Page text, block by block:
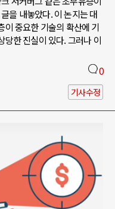
을 내놓았다. 이 논지는 대
이 중요한 기술의 확산에 기
당한 진실이 있다. 그러나 이
0
기사수정